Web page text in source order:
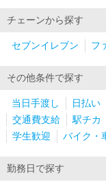
チェーンから探す
セブンイレブン フ
その他条件で探す
当日手渡し 日払い
交通費支給
駅チカ
学生歓迎
バイク・
勤務日で探す